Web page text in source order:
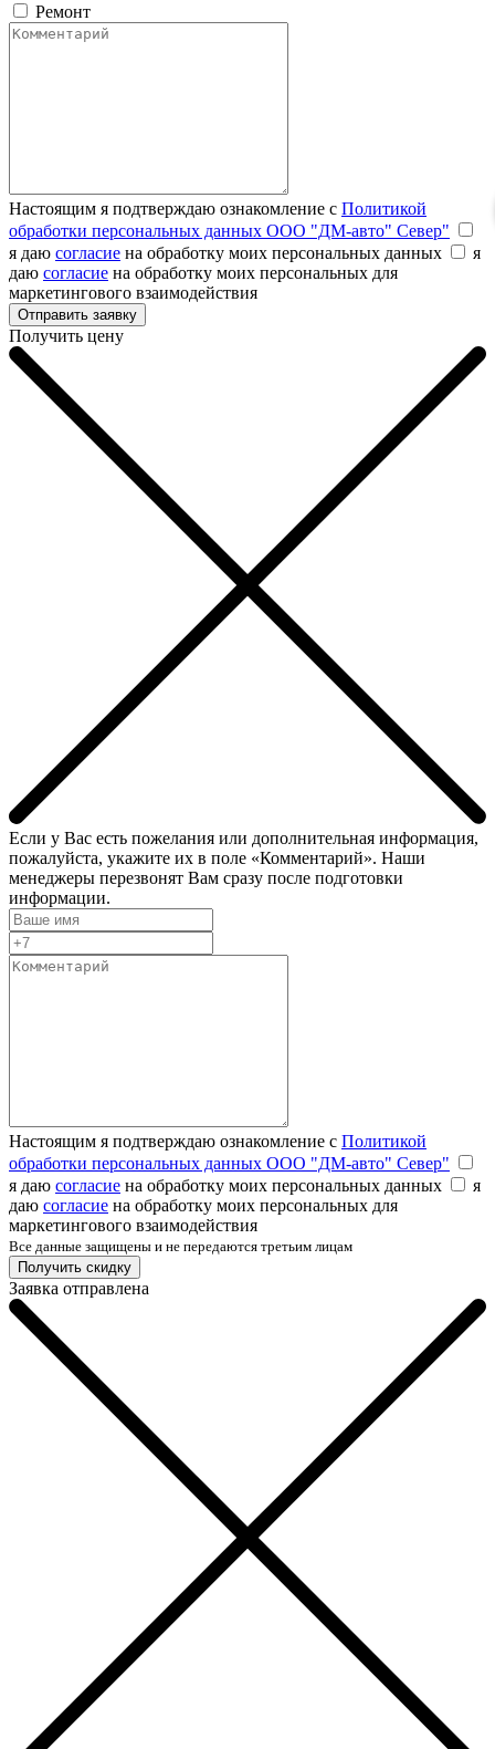
Ремонт
Настоящим я подтверждаю ознакомление с Политикой
обработки персональных данных ООО "ДМ-авто" Север"
я даю согласие на обработку моих персональных данных
я
даю согласие на обработку моих персональных для
маркетингового взаимодействия
Получить цену
Если у Вас есть пожелания или дополнительная информация,
пожалуйста, укажите их в поле «Комментарий». Наши
менеджеры перезвонят Вам сразу после подготовки
информации.
Настоящим я подтверждаю ознакомление с Политикой
обработки персональных данных ООО "ДМ-авто" Север"
я даю согласие на обработку моих персональных данных
я
даю согласие на обработку моих персональных для
маркетингового взаимодействия
Все данные защищены и не передаются третьим лицам
Заявка отправлена